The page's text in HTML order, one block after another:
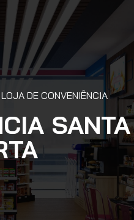
DE CONVENIÊNCIA
SANTA